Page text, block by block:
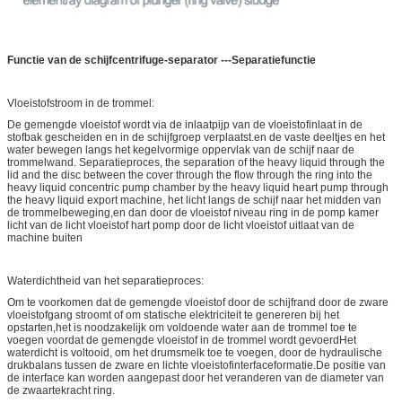
Functie van de schijfcentrifuge-separator ---Separatiefunctie
Vloeistofstroom in de trommel:
De gemengde vloeistof wordt via de inlaatpijp van de vloeistofinlaat in de
stofbak gescheiden en in de schijfgroep verplaatst.en de vaste deeltjes en het
water bewegen langs het kegelvormige oppervlak van de schijf naar de
trommelwand. Separatieproces, the separation of the heavy liquid through the
lid and the disc between the cover through the flow through the ring into the
heavy liquid concentric pump chamber by the heavy liquid heart pump through
the heavy liquid export machine, het licht langs de schijf naar het midden van
de trommelbeweging,en dan door de vloeistof niveau ring in de pomp kamer
licht van de licht vloeistof hart pomp door de licht vloeistof uitlaat van de
machine buiten
Waterdichtheid van het separatieproces:
Om te voorkomen dat de gemengde vloeistof door de schijfrand door de zware
vloeistofgang stroomt of om statische elektriciteit te genereren bij het
opstarten,het is noodzakelijk om voldoende water aan de trommel toe te
voegen voordat de gemengde vloeistof in de trommel wordt gevoerdHet
waterdicht is voltooid, om het drumsmelk toe te voegen, door de hydraulische
drukbalans tussen de zware en lichte vloeistofinterfaceformatie.De positie van
de interface kan worden aangepast door het veranderen van de diameter van
de zwaartekracht ring.